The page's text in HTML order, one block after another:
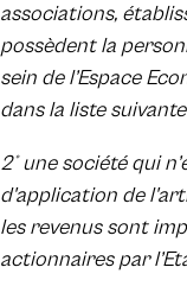
associations,
possèdent la
sein de l’Espace
dans la liste
2° une société qui
d'application de
les revenus sont
actionnaires par